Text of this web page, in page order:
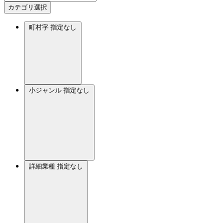
カテゴリ選択
町村字 指定なし
小ジャンル 指定なし
詳細業種 指定なし